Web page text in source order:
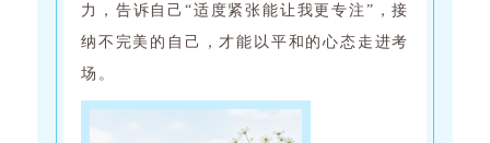
力，告诉自己“适度紧张能让我更专注”，接
纳不完美的自己，才能以平和的心态走进考
场。